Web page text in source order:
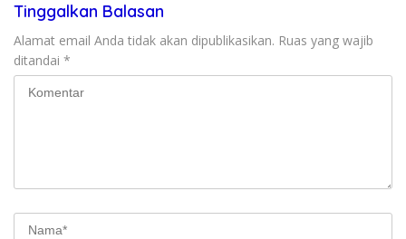
Tinggalkan Balasan
Alamat email Anda tidak akan dipublikasikan. Ruas yang wajib
ditandai *